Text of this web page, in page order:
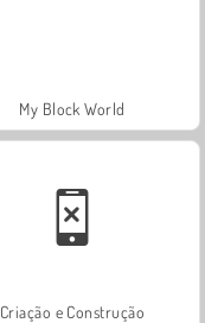
My Block World
Criação e Construção